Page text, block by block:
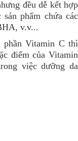
đều dễ kết hợp
phẩm chứa các
v.v...
phần Vitamin C thì
điểm của Vitamin
việc dưỡng da